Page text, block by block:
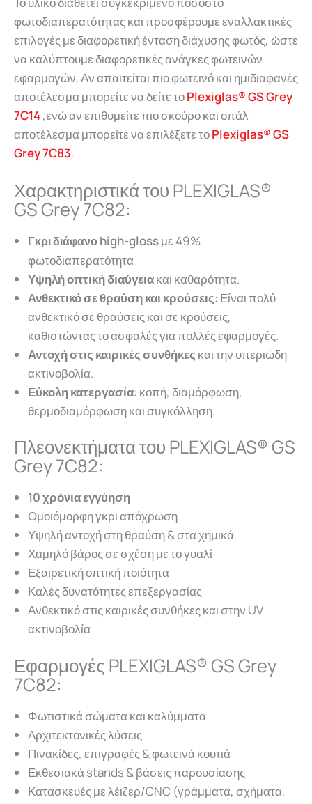
φωτοδιαπερατότητας και προσφέρουμε εναλλακτικές
επιλογές με διαφορετική ένταση διάχυσης φωτός, ώστε
να καλύπτουμε διαφορετικές ανάγκες φωτεινών
εφαρμογών. Αν απαιτείται πιο φωτεινό και ημιδιαφανές
αποτέλεσμα μπορείτε να δείτε τοPlexiglas® GS Grey
7C14,ενώ αν επιθυμείτε πιο σκούρο και οπάλ
αποτέλεσμα μπορείτε να επιλέξετε τοPlexiglas® GS
Grey 7C83.
Χαρακτηριστικά του PLEXIGLAS®
GS Grey 7C82:
Γκρι διάφανο high-glossμε 49%
φωτοδιαπερατότητα
Υψηλή οπτικήδιαύγειακαι καθαρότητα.
Ανθεκτικό σε θραύση και κρούσεις: Είναι πολύ
ανθεκτικό σε θραύσεις και σε κρούσεις,
καθιστώντας το ασφαλές για πολλές εφαρμογές.
Αντοχή στις καιρικές συνθήκες και την υπεριώδη
ακτινοβολία.
Εύκολη κατεργασία: κοπή, διαμόρφωση,
θερμοδιαμόρφωση και συγκόλληση.
Πλεονεκτήματα του PLEXIGLAS® GS
Grey 7C82:
10 χρόνια εγγύηση
Ομοιόμορφη γκρι απόχρωση
Υψηλή αντοχή στη θραύση & στα χημικά
Χαμηλό βάρος σε σχέση με το γυαλί
Εξαιρετική οπτική ποιότητα
Καλές δυνατότητες επεξεργασίας
Ανθεκτικό στις καιρικές συνθήκες και στην UV
ακτινοβολία
Εφαρμογές PLEXIGLAS® GS Grey
7C82:
Φωτιστικά σώματα και καλύμματα
Αρχιτεκτονικές λύσεις
Πινακίδες, επιγραφές & φωτεινά κουτιά
Εκθεσιακά stands & βάσεις παρουσίασης
Κατασκευές με λέιζερ/CNC (γράμματα, σχήματα,